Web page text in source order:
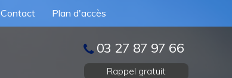
Contact Plan d'accès
03 27 87 97 66
Rappel gratuit